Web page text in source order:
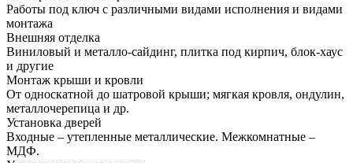
Работы под ключ с различными видами исполнения и видами
монтажа
Внешняя отделка
Виниловый и металло-сайдинг, плитка под кирпич, блок-хаус
и другие
Монтаж крыши и кровли
От односкатной до шатровой крыши; мягкая кровля, ондулин,
металлочерепица и др.
Установка дверей
Входные – утепленные металлические. Межкомнатные –
МДФ.